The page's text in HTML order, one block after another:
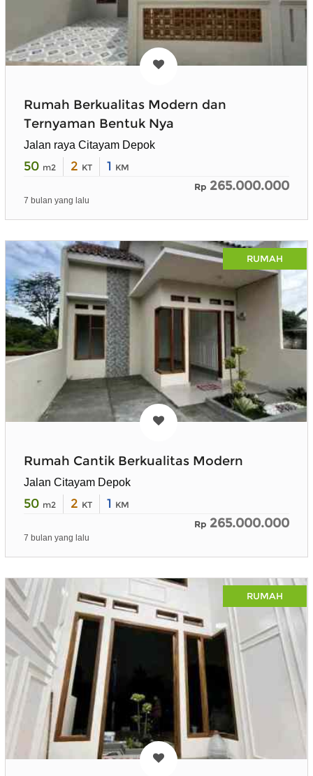
Rumah Berkualitas Modern dan
Ternyaman Bentuk Nya
Jalan raya Citayam Depok
50 m2 2 KT 1 KM
Rp 265.000.000
7 bulan yang lalu
RUMAH
Rumah Cantik Berkualitas Modern
Jalan Citayam Depok
50 m2 2 KT 1 KM
Rp 265.000.000
7 bulan yang lalu
RUMAH